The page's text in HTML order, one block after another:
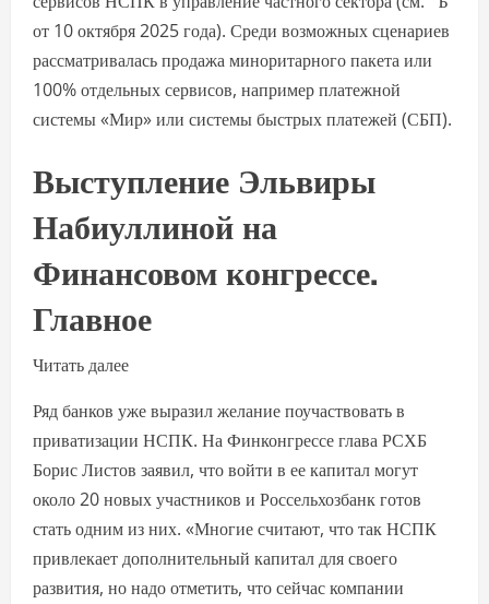
от 10 октября 2025 года). Среди возможных сценариев
рассматривалась продажа миноритарного пакета или
100% отдельных сервисов, например платежной
системы «Мир» или системы быстрых платежей (СБП).
Выступление Эльвиры
Набиуллиной на
Финансовом конгрессе.
Главное
Читать далее
Ряд банков уже выразил желание поучаствовать в
приватизации НСПК. На Финконгрессе глава РСХБ
Борис Листов заявил, что войти в ее капитал могут
около 20 новых участников и Россельхозбанк готов
стать одним из них. «Многие считают, что так НСПК
привлекает дополнительный капитал для своего
развития, но надо отметить, что сейчас компании